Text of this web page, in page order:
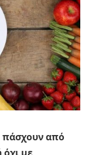
πάσχουν από
όχι με